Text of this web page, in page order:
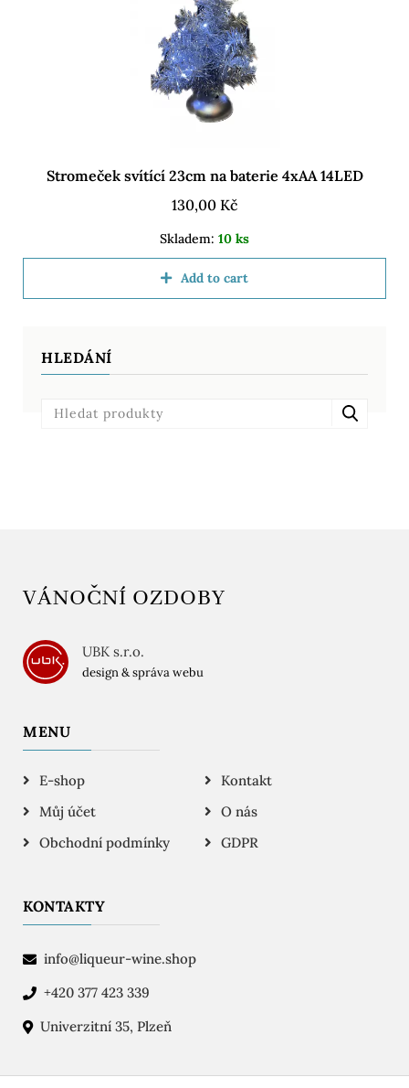
Stromeček svítící 23cm na baterie 4xAA 14LED
130,00 Kč
Skladem: 10 ks
Add to cart
HLEDÁNÍ
VÁNOČNÍ OZDOBY
UBK s.r.o.
design & správa webu
MENU
E-shop
Kontakt
Můj účet
O nás
Obchodní podmínky
GDPR
KONTAKTY
info@liqueur-wine.shop
+420 377 423 339
Univerzitní 35, Plzeň